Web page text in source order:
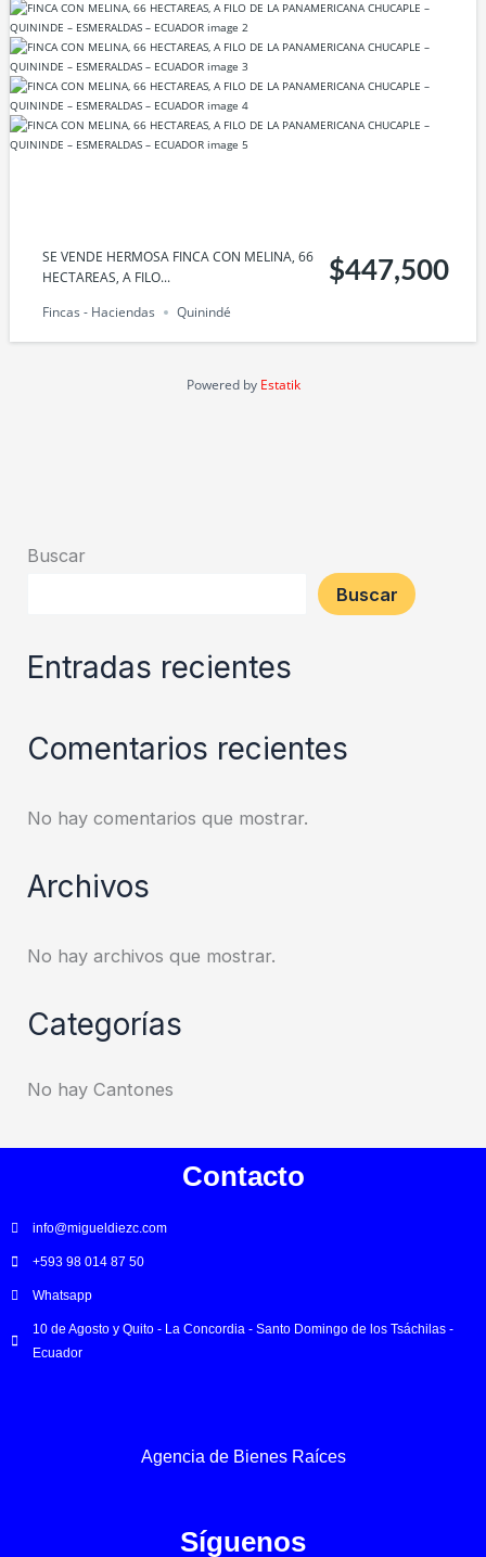
SE VENDE HERMOSA FINCA CON MELINA, 66
HECTAREAS, A FILO...
$447,500
Fincas - Haciendas Quinindé
Powered by Estatik
Buscar
Buscar
Entradas recientes
Comentarios recientes
No hay comentarios que mostrar.
Archivos
No hay archivos que mostrar.
Categorías
No hay Cantones
Contacto
info@migueldiezc.com
+593 98 014 87 50
Whatsapp
10 de Agosto y Quito - La Concordia - Santo Domingo de los Tsáchilas -
Ecuador
Agencia de Bienes Raíces
Síguenos